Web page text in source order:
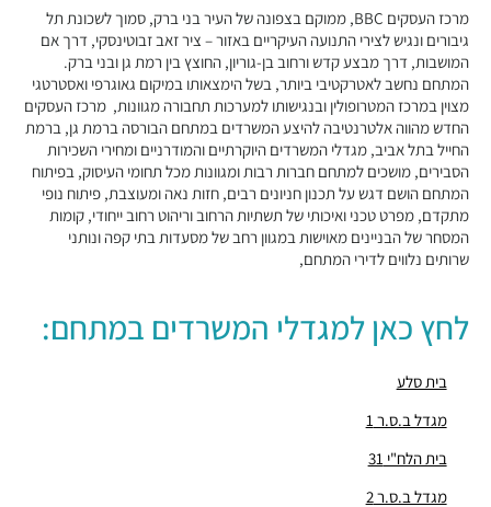
מבני משרדים ומסחר ·
"בית ישראכרט" (STUDIO TOWER)
מבני משרדים ומסחר ·בר כוכבא 9, בני ברק
"מגדל ב.ס.ר 3"
מבני משרדים ומסחר · מצדה 9, בני ברק
"מגדל וי טאואר – V-TOWER"
מבני משרדים ומסחר ·בר כוכבא 23, בני ברק
"בניין ויטה"
מבני משרדים ומסחר ·בן גוריון 11, בני ברק
"מגדל ב.ס.ר 1"
בן גוריון 1, בני ברק
מבני משרדים ומסחר ·בן גוריון 2, בני ברק
מבני משרדים ומסחר ·
חניונים ·כינרת 5, בני ברק
חניון הירקון
מרכז העסקים BBC, ממוקם בצפונה של העיר בני ברק, סמוך לשכונת תל
גיבורים ונגיש לצירי התנועה העיקריים באזור – ציר זאב זבוטינסקי, דרך אם
המושבות, דרך מבצע קדש ורחוב בן-גוריון, החוצץ בין רמת גן ובני ברק.
המתחם נחשב לאטרקטיבי ביותר, בשל הימצאותו במיקום גאוגרפי ואסטרטגי
מצוין במרכז המטרופולין ובנגישותו למערכות תחבורה מגוונות, מרכז העסקים
החדש מהווה אלטרנטיבה להיצע המשרדים במתחם הבורסה ברמת גן, ברמת
החייל בתל אביב, מגדלי המשרדים היוקרתיים והמודרניים ומחירי השכירות
הסבירים, מושכים למתחם חברות רבות ומגוונות מכל תחומי העיסוק, בפיתוח
המתחם הושם דגש על תכנון חניונים רבים, חזות נאה ומעוצבת, פיתוח נופי
מתקדם, מפרט טכני ואיכותי של תשתיות הרחוב וריהוט רחוב ייחודי, קומות
המסחר של הבניינים מאוישות במגוון רחב של מסעדות בתי קפה ונותני
שרותים נלווים לדירי המתחם,
לחץ כאן למגדלי המשרדים במתחם:
בית סלע
מגדל ב.ס.ר 1
בית הלח"י 31
מגדל ב.ס.ר 2